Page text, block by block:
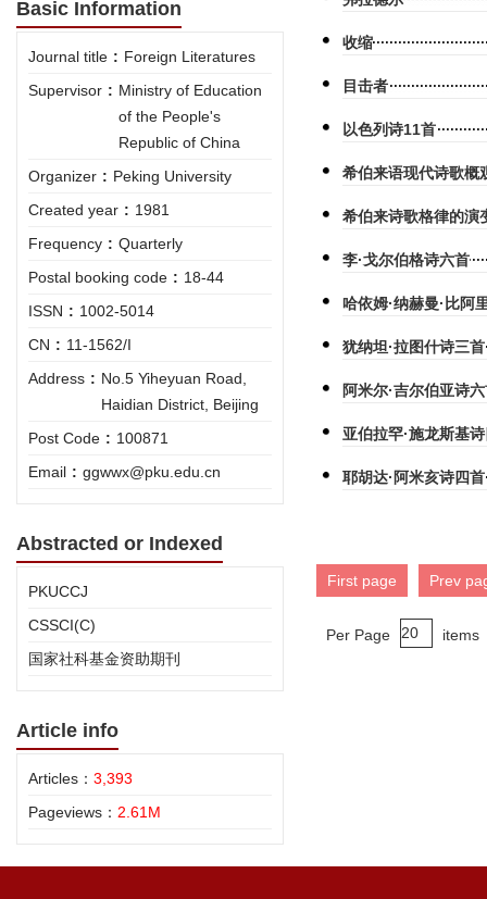
Basic Information
Journal title : Foreign Literatures
Supervisor : Ministry of Education
of the People's
Republic of China
Organizer : Peking University
Created year : 1981
Frequency : Quarterly
Postal booking code : 18-44
ISSN : 1002-5014
CN : 11-1562/I
Address : No.5 Yiheyuan Road,
Haidian District, Beijing
Post Code : 100871
Email : ggwwx@pku.edu.cn
Abstracted or Indexed
PKUCCJ
CSSCI(C)
国家社科基金资助期刊
Article info
Articles： 3,393
Pageviews： 2.61M
收缩
目击者
以色列诗11首
希伯来语现代诗歌概
希伯来诗歌格律的演
李·戈尔伯格诗六首
哈依姆·纳赫曼·比阿
犹纳坦·拉图什诗三首
阿米尔·吉尔伯亚诗
亚伯拉罕·施龙斯基
耶胡达·阿米亥诗四首
First page Prev
Per Page items